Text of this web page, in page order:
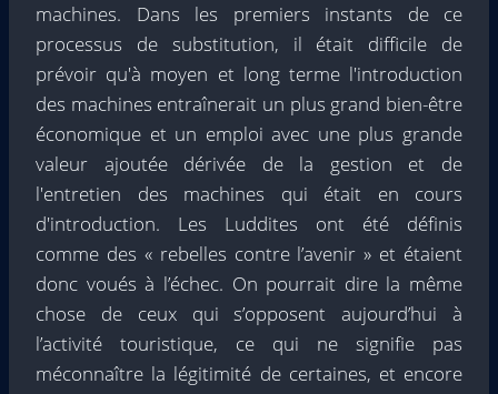
machines. Dans les premiers instants de ce
processus de substitution, il était difficile de
prévoir qu'à moyen et long terme l'introduction
des machines entraînerait un plus grand bien-être
économique et un emploi avec une plus grande
valeur ajoutée dérivée de la gestion et de
l'entretien des machines qui était en cours
d'introduction. Les Luddites ont été définis
comme des « rebelles contre l’avenir » et étaient
donc voués à l’échec. On pourrait dire la même
chose de ceux qui s’opposent aujourd’hui à
l’activité touristique, ce qui ne signifie pas
méconnaître la légitimité de certaines, et encore